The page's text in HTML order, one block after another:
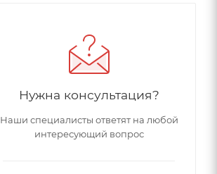
Нужна консультация?
Наши специалисты ответят на любой
интересующий вопрос